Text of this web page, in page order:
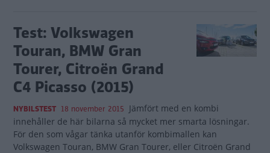
Test: Volkswagen
Touran, BMW Gran
Tourer, Citroën Grand
C4 Picasso (2015)
NYBILSTEST 18 november 2015 Jämfört med en kombi
innehåller de här bilarna så mycket mer smarta lösningar.
För den som vågar tänka utanför kombimallen kan
Volkswagen Touran, BMW Gran Tourer, eller Citroën Grand